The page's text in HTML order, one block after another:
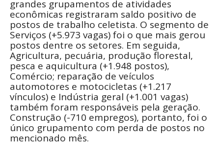
grandes grupamentos de atividades
econômicas registraram saldo positivo de
postos de trabalho celetista. O segmento de
Serviços (+5.973 vagas) foi o que mais gerou
postos dentre os setores. Em seguida,
Agricultura, pecuária, produção florestal,
pesca e aquicultura (+1.948 postos),
Comércio; reparação de veículos
automotores e motocicletas (+1.217
vínculos) e Indústria geral (+1.001 vagas)
também foram responsáveis pela geração.
Construção (-710 empregos), portanto, foi o
único grupamento com perda de postos no
mencionado mês.